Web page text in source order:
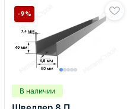
В наличии
-9%